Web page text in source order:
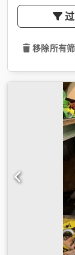
移除所有